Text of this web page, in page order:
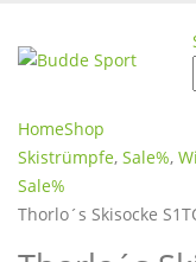
HomeShop
Skistrümpfe, Sale%,
Sale%
Thorlo´s Skisocke